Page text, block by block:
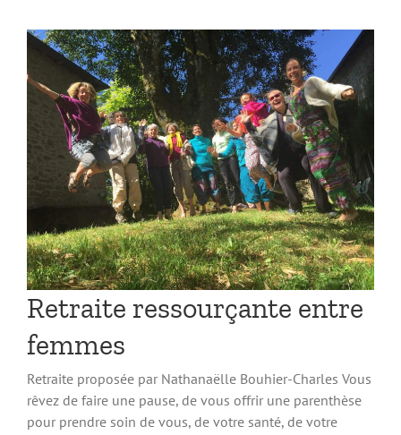
Retraite ressourçante entre
femmes
Retraite proposée par Nathanaëlle Bouhier-Charles Vous
rêvez de faire une pause, de vous offrir une parenthèse
pour prendre soin de vous, de votre santé, de votre